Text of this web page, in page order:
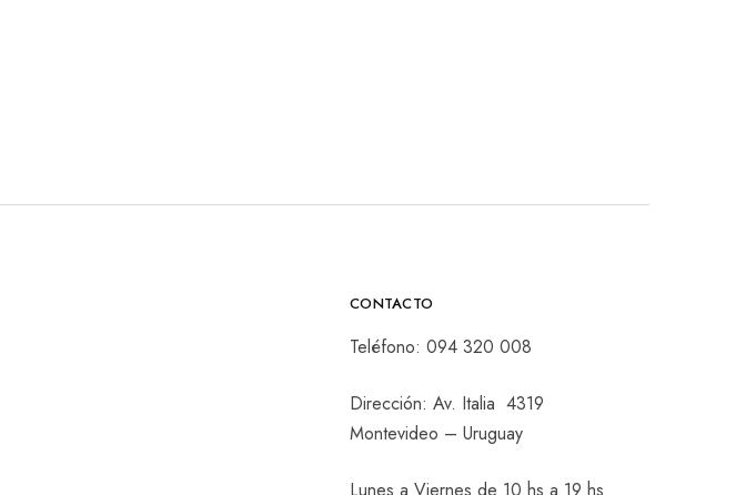
CONTACTO
Teléfono: 094 320 008
Dirección: Av. Italia 4319
Montevideo – Uruguay
Lunes a Viernes de 10 hs a 19 hs